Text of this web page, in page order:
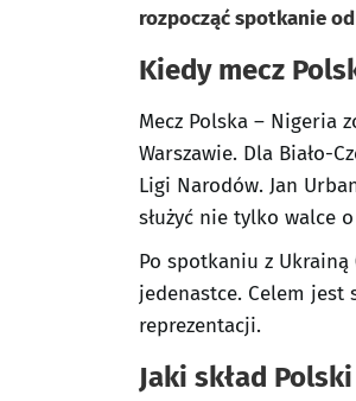
rozpocząć spotkanie
Kiedy mecz
Mecz Polska – Nigeria
Warszawie. Dla Biało-
Ligi Narodów. Jan
służyć nie tylko walce
Po spotkaniu z
jedenastce. Celem jest
reprezentacji.
Jaki skład